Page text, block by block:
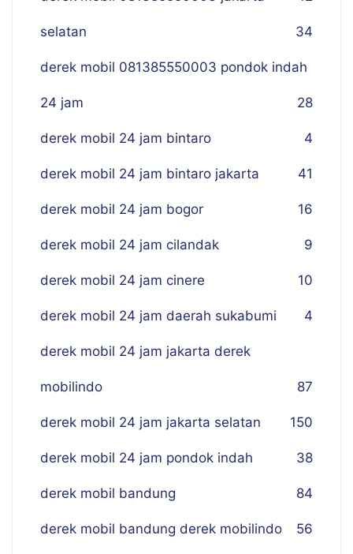
selatan 34
derek mobil 081385550003 pondok indah
24 jam 28
derek mobil 24 jam bintaro 4
derek mobil 24 jam bintaro jakarta 41
derek mobil 24 jam bogor 16
derek mobil 24 jam cilandak 9
derek mobil 24 jam cinere 10
derek mobil 24 jam daerah sukabumi 4
derek mobil 24 jam jakarta derek
mobilindo 87
derek mobil 24 jam jakarta selatan 150
derek mobil 24 jam pondok indah 38
derek mobil bandung 84
derek mobil bandung derek mobilindo 56